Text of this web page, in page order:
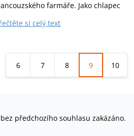
farmáře. Jako chlapec
zabrání studijní potíže; Jan však
si celý text
6 7 8 9 10
předchozího souhlasu zakázáno.